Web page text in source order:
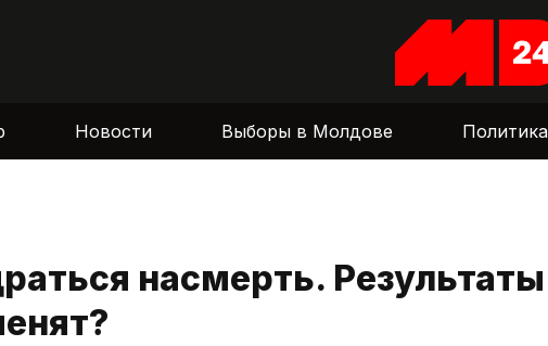
Новости Выборы в Молдове Политика
насмерть.